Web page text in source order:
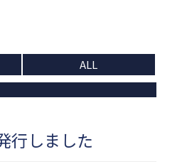
ALL
行しました